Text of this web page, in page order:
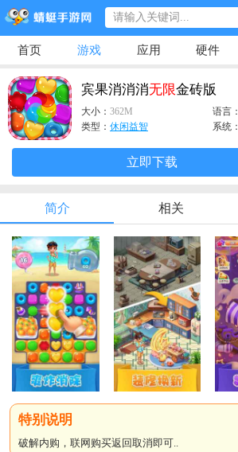
首页 游戏 应用 硬件
专题
宾果消消消无限金砖版
大小： 362M 语言：
类型： 休闲益智 系统：
立即下载
简介 相关
破解内购，联网购买返回取消即可..